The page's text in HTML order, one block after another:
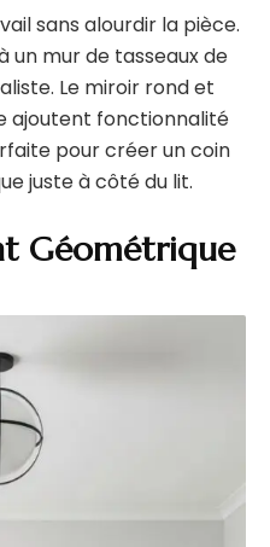
sans alourdir la pièce.
un mur de tasseaux de
Le miroir rond et
ajoutent fonctionnalité
pour créer un coin
juste à côté du lit.
Géométrique